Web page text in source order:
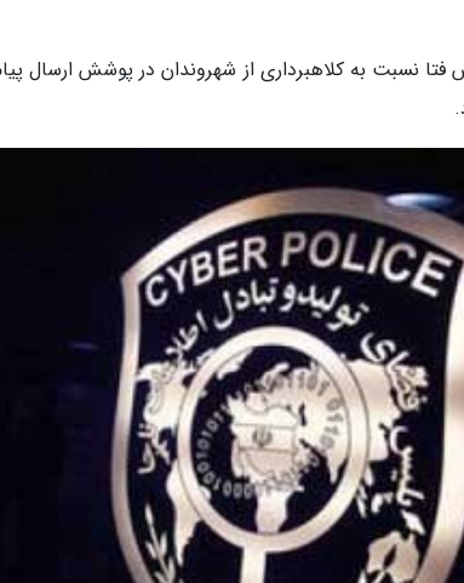
فتا نسبت به کلاهبرداری از شهروندان در پوشش